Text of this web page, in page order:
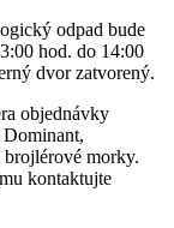
odpad bude
hod. do 14:00
dvor zatvorený.
objednávky
morky.
kontaktujte